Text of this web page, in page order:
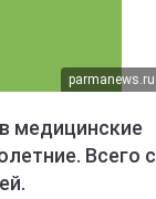
parmanews.ru
медицинские
Всего с